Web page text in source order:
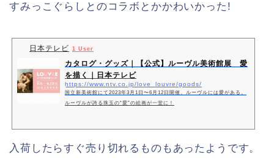
すみっこぐらしとのコラボとかかわいかった!
日本テレビ 1 User
カタログ・グッズ｜【公式】ルーヴル美術館展 愛
を描く｜日本テレビ
https://www.ntv.co.jp/love_louvre/goods/
国立新美術館にて2023年3月1日〜6月12日開催。ルーヴルには愛がある。
ルーヴルが誇る珠玉の“愛”の絵画が一堂に！
入荷したらすぐ売り切れるものもあったようです。